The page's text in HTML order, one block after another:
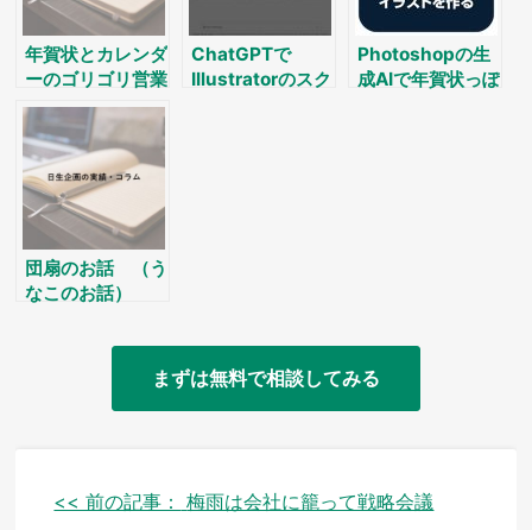
年賀状とカレンダ
ーのゴリゴリ営業
記事
ChatGPTで
Illustratorのスク
Photoshopの生
成AIで年賀状っぽ
団扇のお話 （う
なこのお話）
まずは無料で相談してみる
投
<< 前の記事：
梅雨は会社に籠って戦略会議